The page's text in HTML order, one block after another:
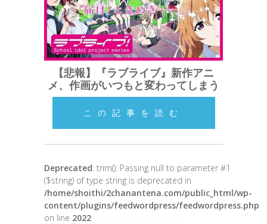
【悲報】『ラブライブ』新作アニ
メ、作画がいつもと変わってしまう
この記事を読む
Deprecated: trim(): Passing null to parameter #1
($string) of type string is deprecated in
/home/shoithi/2chanantena.com/public_html/wp-
content/plugins/feedwordpress/feedwordpress.php
on line 2022